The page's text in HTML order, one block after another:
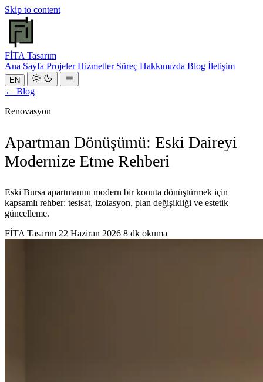
Skip to content
FİTA Tasarım
Ana Sayfa ProjelerHizmetler Süreç Hakkımızda Blog İletişim
EN
← Blog
Renovasyon
Apartman Dönüşümü: Eski Daireyi
Modernize Etme Rehberi
Eski Bursa apartmanını modern bir konuta dönüştürmek için
kapsamlı rehber: tesisat, izolasyon, plan değişikliği ve estetik
güncelleme.
FİTA Tasarım 22 Haziran 2026 8 dk okuma